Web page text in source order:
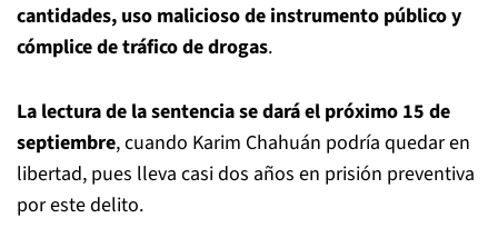
cantidades, uso malicioso de instrumento público y
cómplice de tráfico de drogas.
La lectura de la sentencia se dará el próximo 15 de
septiembre, cuando Karim Chahuán podría quedar en
libertad, pues lleva casi dos años en prisión preventiva
por este delito.